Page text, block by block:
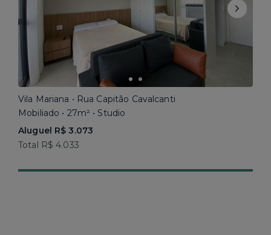
Vila Mariana • Rua Capitão Cavalcanti
Mobiliado • 27m² • Studio
Aluguel R$ 3.073
Total R$ 4.033